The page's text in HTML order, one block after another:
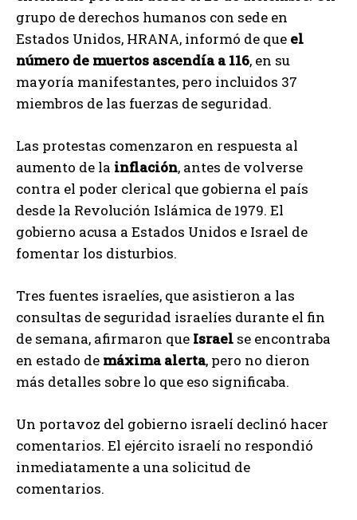
grupo de derechos humanos con sede en
Estados Unidos, HRANA, informó de que el
número de muertos ascendía a 116, en su
mayoría manifestantes, pero incluidos 37
miembros de las fuerzas de seguridad.
Las protestas comenzaron en respuesta al
aumento de la inflación, antes de volverse
contra el poder clerical que gobierna el país
desde la Revolución Islámica de 1979. El
gobierno acusa a Estados Unidos e Israel de
fomentar los disturbios.
Tres fuentes israelíes, que asistieron a las
consultas de seguridad israelíes durante el fin
de semana, afirmaron que Israel se encontraba
en estado de máxima alerta, pero no dieron
más detalles sobre lo que eso significaba.
Un portavoz del gobierno israelí declinó hacer
comentarios. El ejército israelí no respondió
inmediatamente a una solicitud de
comentarios.